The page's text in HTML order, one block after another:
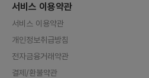
서비스 이용약관
서비스 이용약관
개인정보취급방침
전자금융거래약관
결제/환불약관